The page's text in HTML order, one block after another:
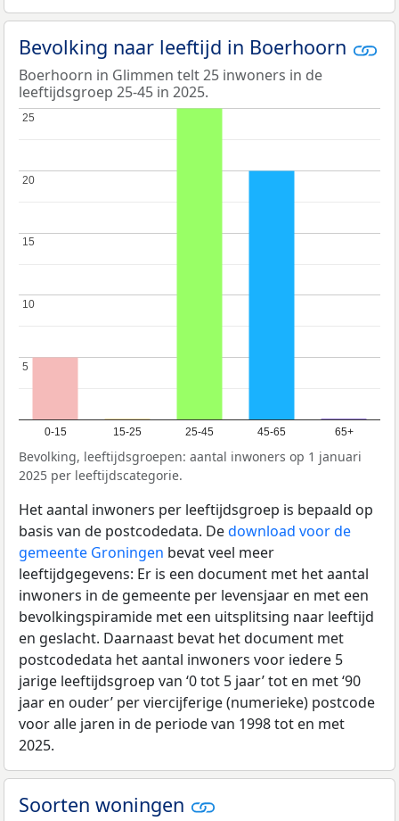
Bevolking naar leeftijd in Boerhoorn
Boerhoorn in Glimmen telt 25 inwoners in de
leeftijdsgroep 25-45 in 2025.
0-15 15-25 25-45 45-65 65+
5
5
10
10
15
15
20
20
25
25
Bevolking, leeftijdsgroepen: aantal inwoners op 1 januari
2025 per leeftijdscategorie.
Het aantal inwoners per leeftijdsgroep is bepaald op
basis van de postcodedata. Dedownload voor de
gemeente Groningen bevat veel meer
leeftijdgegevens: Er is een document met het aantal
inwoners in de gemeente per levensjaar en met een
bevolkingspiramide met een uitsplitsing naar leeftijd
en geslacht. Daarnaast bevat het document met
postcodedata het aantal inwoners voor iedere 5
jarige leeftijdsgroep van ‘0 tot 5 jaar’ tot en met ‘90
jaar en ouder’ per viercijferige (numerieke) postcode
voor alle jaren in de periode van 1998 tot en met
2025.
Soorten woningen